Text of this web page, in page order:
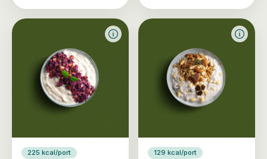
225 kcal/port
129 kcal/port